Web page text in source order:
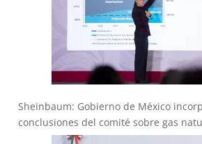
Sheinbaum: Gobierno de México
conclusiones del comité sobre gas